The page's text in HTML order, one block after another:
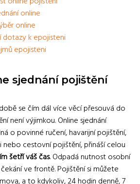
online
online
dotazy k epojisteni
epojisteni
sjednání pojištění
se čím dál více věcí přesouvá do
není výjimkou. Online sjednání
o povinné ručení, havarijní pojištění,
cestovní pojištění, přináší celou
šetří váš čas. Odpadá nutnost osobní
ve frontě. Pojištění si můžete